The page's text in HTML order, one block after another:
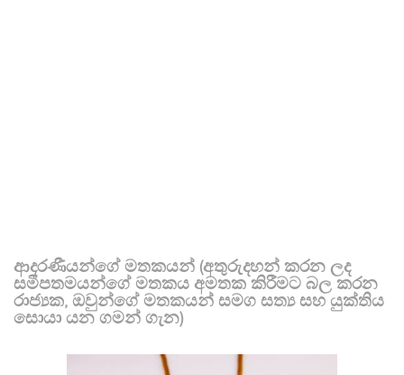
ආදරණීයන්ගේ මතකයන් (අතුරුදහන් කරන ලද
සමීපතමයන්ගේ මතකය අමතක කිරීමට බල කරන
රාජ්‍යක, ඔවුන්ගේ මතකයන් සමග සත්‍ය සහ යුක්තිය
සොයා යන ගමන් ගැන)